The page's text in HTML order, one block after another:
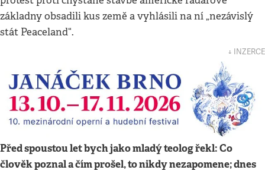
základny obsadili kus země a vyhlásili na ní „nezávislý
stát Peaceland“.
↓ INZERCE
Před spoustou let bych jako mladý teolog řekl: Co
člověk poznal a čím prošel, to nikdy nezapomene; dnes